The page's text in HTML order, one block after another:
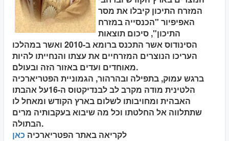
המזרח התיכון קיבלו את מסר
האפיפיור "הכנסייה במזרח
התיכון", סיכום תוצאות
הסינודוס אשר התכנס ברומא ב-2010 ואשר במהלכו
העריכו הנוצרים המזרחיים את עצתו והנחייתו להיות
מאוחדים ועדים באזור הזה ובעולם.
ברגש עמוק, בתפילה ובהרהור, הגמוניית הפטריארכיה
הלטינית מודה מקרב לב לבנדיקטוס ה-16על אהבתו
האבהית ומחויבותו לשלום בארץ הקודש ומאחל לו
שתתלווה אל החלטתו וכל מה שיבוא בעקבותיה מרים
הבתולה.
לקריאה באתר הפטריארכיה כאן